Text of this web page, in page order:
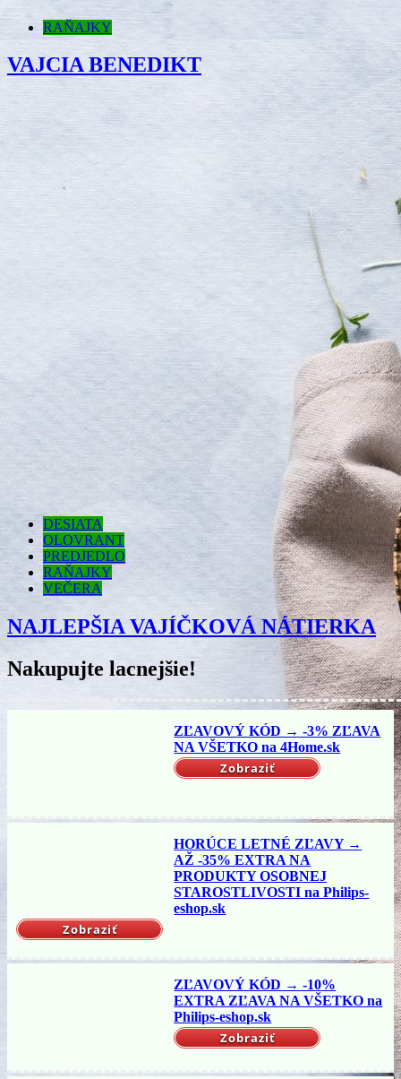
RAŇAJKY
VAJCIA BENEDIKT
DESIATA
OLOVRANT
PREDJEDLO
RAŇAJKY
VEČERA
NAJLEPŠIA VAJÍČKOVÁ NÁTIERKA
Nakupujte lacnejšie!
ZĽAVOVÝ KÓD → -3% ZĽAVA
NA VŠETKO na 4Home.sk
Zobraziť
HORÚCE LETNÉ ZĽAVY →
AŽ -35% EXTRA NA
PRODUKTY OSOBNEJ
STAROSTLIVOSTI na Philips-
eshop.sk
Zobraziť
ZĽAVOVÝ KÓD → -10%
EXTRA ZĽAVA NA VŠETKO na
Philips-eshop.sk
Zobraziť